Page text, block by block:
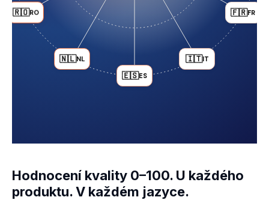
🇫🇷FR
🇮🇹IT
🇪🇸ES
🇳🇱NL
🇷🇴RO
Hodnocení kvality 0–100. U každého
produktu. V každém jazyce.